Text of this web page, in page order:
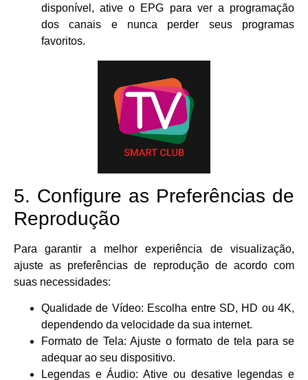
disponível, ative o EPG para ver a programação
dos canais e nunca perder seus programas
favoritos.
5. Configure as Preferências de
Reprodução
Para garantir a melhor experiência de visualização,
ajuste as preferências de reprodução de acordo com
suas necessidades:
Qualidade de Vídeo: Escolha entre SD, HD ou 4K,
dependendo da velocidade da sua internet.
Formato de Tela: Ajuste o formato de tela para se
adequar ao seu dispositivo.
Legendas e Áudio: Ative ou desative legendas e